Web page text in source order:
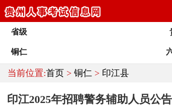
省级
铜仁
当前位置:首页 > 铜仁 > 印江县
印江2025年招聘警务辅助人员公